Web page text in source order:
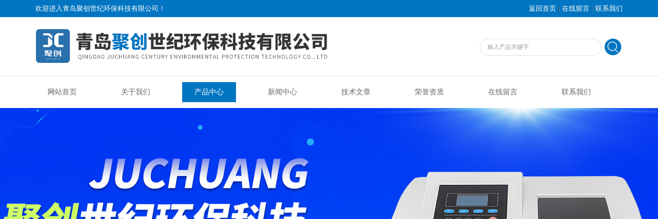
欢迎进入青岛聚创世纪环保科技有限公司！ 返回首页 | 在线留言 | 联系我们
网站首页 关于我们 产品中心 新闻中心 技术文章 荣誉资质 在线留言 联系我们